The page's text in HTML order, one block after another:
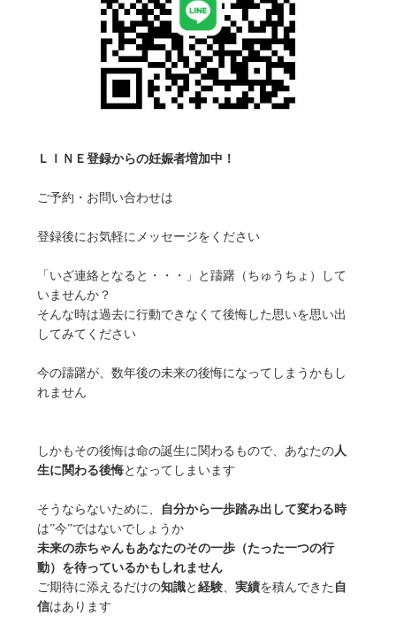
ＬＩＮＥ登録からの妊娠者増加中！
ご予約・お問い合わせは
登録後にお気軽にメッセージをください
「いざ連絡となると・・・」と躊躇（ちゅうちょ）して
いませんか？
そんな時は過去に行動できなくて後悔した思いを思い出
してみてください
今の躊躇が、数年後の未来の後悔になってしまうかもし
れません
しかもその後悔は命の誕生に関わるもので、あなたの人
生に関わる後悔となってしまいます
そうならないために、
自分から一歩踏み出して変わる時
は”今”ではないでしょうか
未来の赤ちゃんもあなたのその一歩（たった一つの行
動）を待っているかもしれません
ご期待に添えるだけの知識と経験、実績を積んできた 自
信はあります